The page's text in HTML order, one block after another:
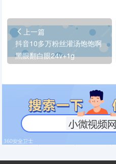
上一篇
抖音10多万粉丝灌汤饱饱啊
黑眼翻白眼24v+1g